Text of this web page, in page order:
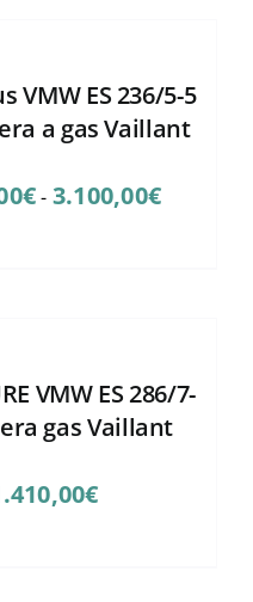
VMW ES 236/5-5
a gas Vaillant
€- 3.100,00€Rango
3.100,00€
VMW ES 286/7-
gas Vaillant
€